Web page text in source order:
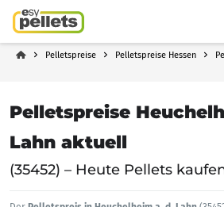
Pelletspreise Pelletspreise Hessen
Pelletspreise
Lahn aktuell
(35452) – Heute Pellets